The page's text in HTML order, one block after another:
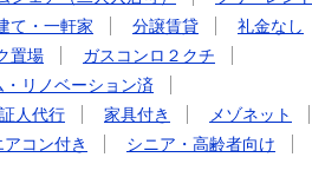
て・一軒家 分譲賃貸
礼金なし
置場
ガスコンロ２クチ
・リノベーション済
人代行 家具付き
メゾネット
アコン付き
シニア・高齢者向け